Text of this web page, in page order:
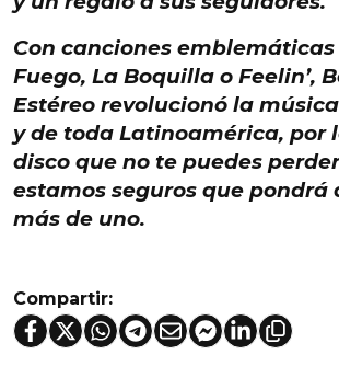
Con canciones
Fuego, La Boquilla o Feelin’,
Estéreo revolucionó la música
y de toda Latinoamérica, por
disco que no te puedes
estamos seguros que pondrá
más de uno.
Compartir: